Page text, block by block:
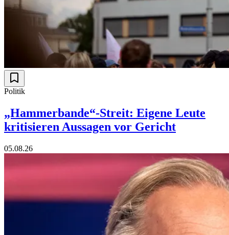
Politik
„Hammerbande“-Streit: Eigene Leute
kritisieren Aussagen vor Gericht
05.08.26